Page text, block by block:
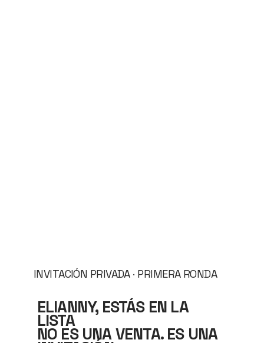
INVITACIÓN PRIVADA · PRIMERA RONDA
ELIANNY, ESTÁS EN LA
LISTA
NO ES UNA VENTA. ES UNA